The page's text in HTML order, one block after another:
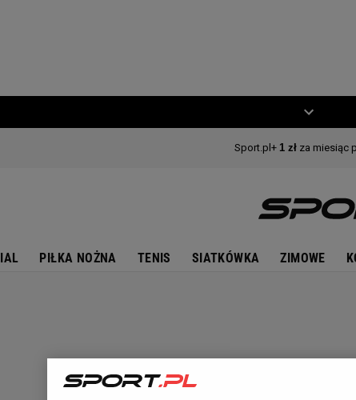
PIŁKA NOŻNA TENIS SIATKÓWKA ZIMOWE